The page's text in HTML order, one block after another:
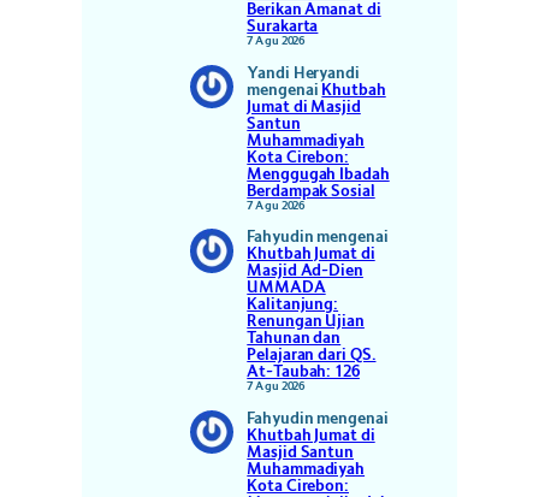
Berikan Amanat di
Surakarta
7 Agu 2026
Yandi Heryandi
mengenai Khutbah
Jumat di Masjid
Santun
Muhammadiyah
Kota Cirebon:
Menggugah Ibadah
Berdampak Sosial
7 Agu 2026
Fahyudinmengenai
Khutbah Jumat di
Masjid Ad-Dien
UMMADA
Kalitanjung:
Renungan Ujian
Tahunan dan
Pelajaran dari QS.
At-Taubah: 126
7 Agu 2026
Fahyudinmengenai
Khutbah Jumat di
Masjid Santun
Muhammadiyah
Kota Cirebon: